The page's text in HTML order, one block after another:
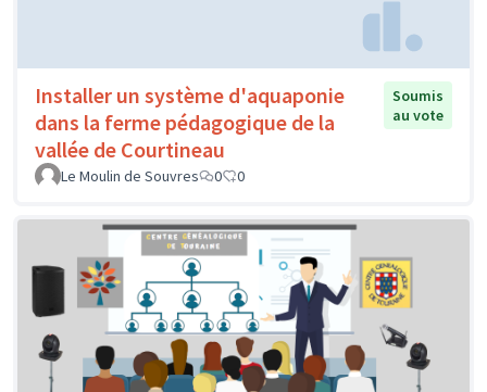
Installer un système d'aquaponie
dans la ferme pédagogique de la
vallée de Courtineau
Soumis
au vote
Le Moulin de Souvres 0 0